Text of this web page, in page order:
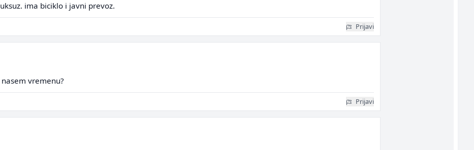
ima biciklo i javni prevoz.
Prijavi
vremenu?
Prijavi